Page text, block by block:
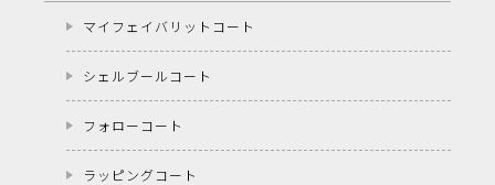
マイフェイバリットコート
シェルブールコート
フォローコート
ラッピングコート